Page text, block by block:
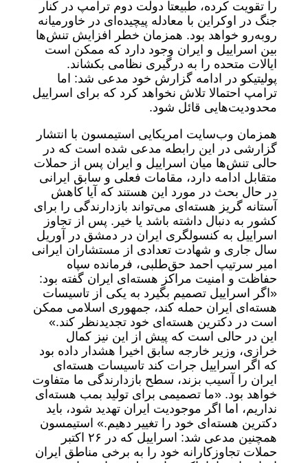
را تقویت کرده، طبیعتا دولت دوم ترامپ در کنار
جنگ در اوکراین با معادله پیچیده‌ای در خاورمیانه
روبه‌رو خواهد بود. همزمان خطر افزایش تنش‌ها
بین اسراییل و ایران وجود دارد که ممکن است
ایالات متحده را به درگیری نظامی بکشاند.
پولیتیکو در ادامه گزارش خود مدعی شد: اما
ترامپ احتمالا تلاش نخواهد کرد که برای اسراییل
محدودیت‌هایی قائل شود.
همزمان وب‌سایت امریکایی استیمسون با انتشار
گزارشی در این رابطه مدعی شده است که در
حالی تنش‌ها میان اسراییل و ایران پس از حملات
متقابل ادامه دارد، مقامات فعلی و سابق ایرانی
در حال بحث در مورد این هستند که آیا کاهش
آستانه گریز هسته‌ای می‌تواند بازدارندگی را برای
کشور به دنبال داشته باشد یا خیر. پس از تجاوز
اسراییل به کنسولگری ایران در دمشق در آوریل
سال جاری و شهادت تعدادی از مستشاران ایرانی
امیر سرتیپ احمد حق‌طلبی، فرمانده سپاه
حفاظت و امنیت مراکز هسته‌ای ایران گفته بود:
«اگر اسراییل تصمیم بگیرد به یکی از تاسیسات
هسته‌ای ایران حمله کند، جمهوری اسلامی ممکن
است در دکترین هسته‌ای خود تجدیدنظر کند.»
این در حالی است که پیش از این نیز کمال
خرازی، وزیر خارجه سابق اخیرا هشدار داده بود
که اگر اسراییل جرات کند تاسیسات هسته‌ای
ایران را آسیب بزند، سطح بازدارندگی ما متفاوت
خواهد بود. «ما تصمیمی برای تولید بمب هسته‌ای
نداریم، اما اگر موجودیت ایران تهدید شود، باید
دکترین هسته‌ای خود را تغییر دهیم.» استیمسون
همچنین مدعی شد: اسراییل که در ۲۶ اکتبر
حملات تجاوزکارانه خود را به برخی مناطق ایران